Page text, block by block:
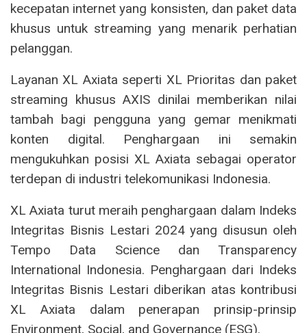
kecepatan internet yang konsisten, dan paket data
khusus untuk streaming yang menarik perhatian
pelanggan.
Layanan XL Axiata seperti XL Prioritas dan paket
streaming khusus AXIS dinilai memberikan nilai
tambah bagi pengguna yang gemar menikmati
konten digital. Penghargaan ini semakin
mengukuhkan posisi XL Axiata sebagai operator
terdepan di industri telekomunikasi Indonesia.
XL Axiata turut meraih penghargaan dalam Indeks
Integritas Bisnis Lestari 2024 yang disusun oleh
Tempo Data Science dan Transparency
International Indonesia. Penghargaan dari Indeks
Integritas Bisnis Lestari diberikan atas kontribusi
XL Axiata dalam penerapan prinsip-prinsip
Environment, Social, and Governance (ESG).